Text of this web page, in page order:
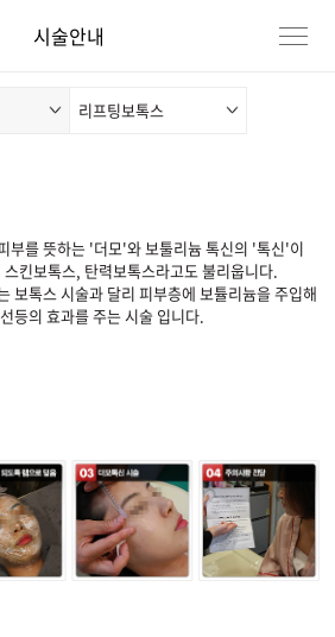
시술안내
리프팅보톡스
부를 뜻하는 '더모'와 보툴리늄 톡신의 '톡신'이
킨보톡스, 탄력보톡스라고도 불리웁니다.
보톡스 시술과 달리 피부층에 보튤리늄을 주입해
등의 효과를 주는 시술 입니다.